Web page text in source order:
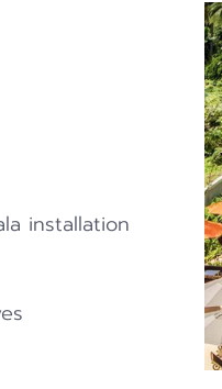
installation